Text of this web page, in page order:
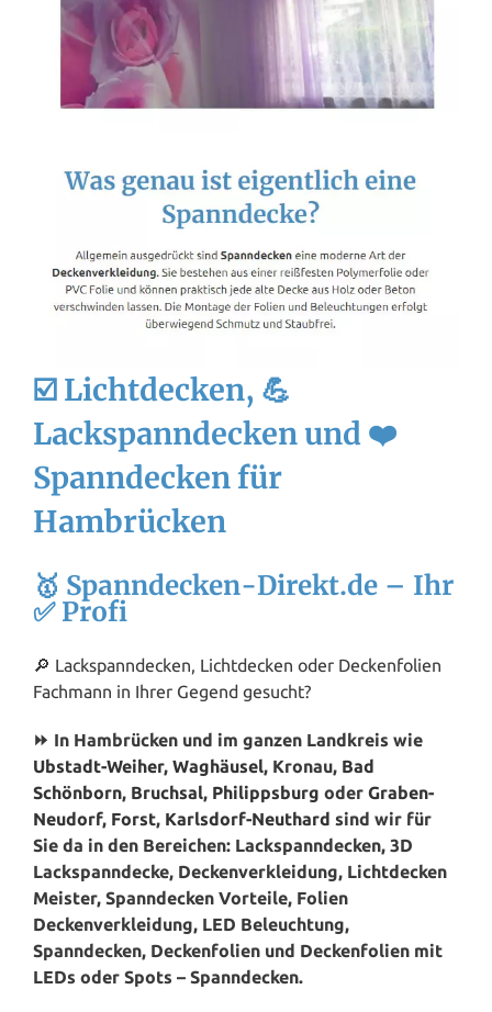
☑️ Lichtdecken, 💪
Lackspanndecken und ❤️
Spanndecken für
Hambrücken
🥇 Spanndecken-Direkt.de – Ihr
✅ Profi
🔎 Lackspanndecken, Lichtdecken oder Deckenfolien
Fachmann in Ihrer Gegend gesucht?
⏩ In Hambrücken und im ganzen Landkreis wie
Ubstadt-Weiher, Waghäusel, Kronau, Bad
Schönborn, Bruchsal, Philippsburg oder Graben-
Neudorf, Forst, Karlsdorf-Neuthard sind wir für
Sie da in den Bereichen: Lackspanndecken, 3D
Lackspanndecke, Deckenverkleidung, Lichtdecken
Meister, Spanndecken Vorteile, Folien
Deckenverkleidung, LED Beleuchtung,
Spanndecken, Deckenfolien und Deckenfolien mit
LEDs oder Spots – Spanndecken.